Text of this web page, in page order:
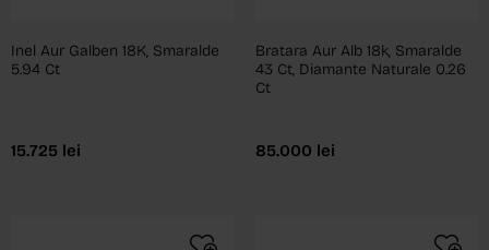
Inel Aur Galben 18K, Smaralde
5.94 Ct
15.725 lei
Bratara Aur Alb 18k, Smaralde
43 Ct, Diamante Naturale 0.26
Ct
85.000 lei